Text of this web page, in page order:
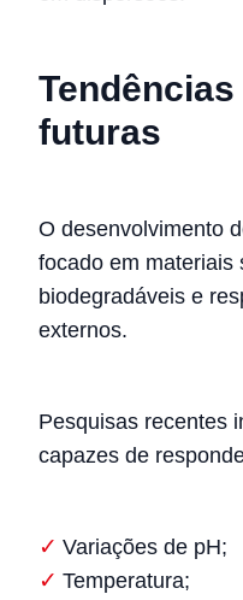
futuras
O desenvolvimento
focado em materiais
biodegradáveis e
externos.
Pesquisas recentes
capazes de
Variações de pH;
Temperatura;